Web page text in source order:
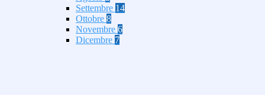
Settembre 14
Ottobre 8
Novembre 6
Dicembre 7